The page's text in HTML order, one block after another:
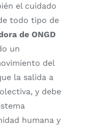
el cuidado
todo tipo de
de ONGD
un
del
la salida a
y debe
humana y